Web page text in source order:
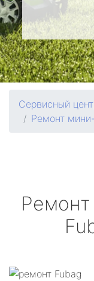
Сервисный
Ремонт